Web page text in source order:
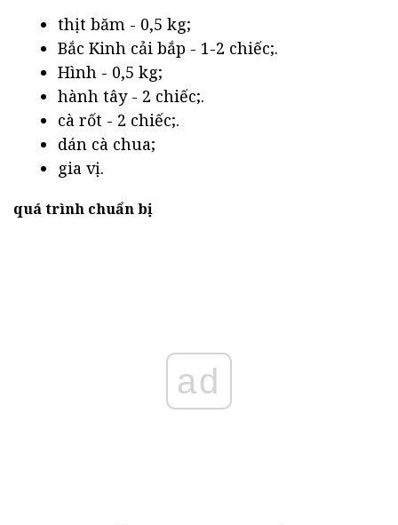
thịt băm - 0,5 kg;
Bắc Kinh cải bắp - 1-2 chiếc;.
Hình - 0,5 kg;
hành tây - 2 chiếc;.
cà rốt - 2 chiếc;.
dán cà chua;
gia vị.
quá trình chuẩn bị
ad